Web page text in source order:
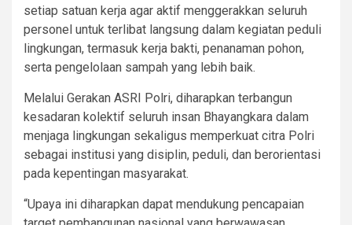
setiap satuan kerja agar aktif menggerakkan seluruh
personel untuk terlibat langsung dalam kegiatan peduli
lingkungan, termasuk kerja bakti, penanaman pohon,
serta pengelolaan sampah yang lebih baik.
Melalui Gerakan ASRI Polri, diharapkan terbangun
kesadaran kolektif seluruh insan Bhayangkara dalam
menjaga lingkungan sekaligus memperkuat citra Polri
sebagai institusi yang disiplin, peduli, dan berorientasi
pada kepentingan masyarakat.
“Upaya ini diharapkan dapat mendukung pencapaian